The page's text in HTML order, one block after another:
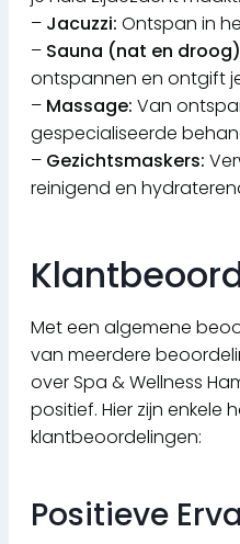
– Jacuzzi: Ontspan in
– Sauna (nat en
ontspannen en ontgift
– Massage: Van
gespecialiseerde
– Gezichtsmaskers:
reinigend en
Met een algemene
van meerdere
over Spa & Wellness
positief. Hier zijn
klantbeoordelingen:
Positieve